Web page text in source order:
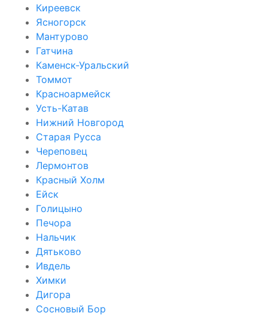
Киреевск
Ясногорск
Мантурово
Гатчина
Каменск-Уральский
Томмот
Красноармейск
Усть-Катав
Нижний Новгород
Старая Русса
Череповец
Лермонтов
Красный Холм
Ейск
Голицыно
Печора
Нальчик
Дятьково
Ивдель
Химки
Дигора
Сосновый Бор